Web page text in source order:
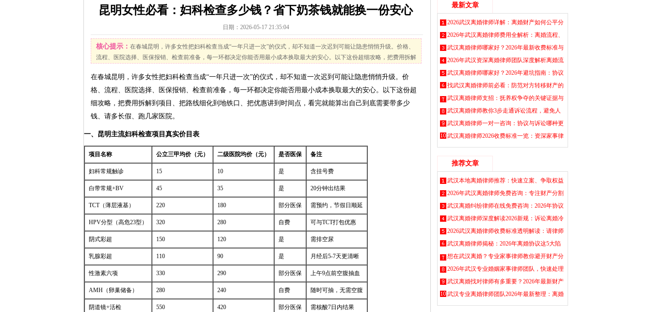
昆明女性必看：妇科检查多少钱？省下奶茶钱就能换一份安心
日期：2026-05-17 21:35:04
核心提示： 在春城昆明，许多女性把妇科检查当成“一年只进一次”的仪式，却不知道一次迟到可能让隐患悄悄升级。价格、
流程、医院选择、医保报销、检查前准备，每一环都决定你能否用最小成本换取最大的安心。以下这份超细攻略，把费用拆解
明主流妇科检查项目真实价目表 项目名称公立三甲均价（元）二级医院均价（元）是否医...
在春城昆明，许多女性把妇科检查当成“一年只进一次”的仪式，却不知道一次迟到可能让隐患悄悄升级。价
格、流程、医院选择、医保报销、检查前准备，每一环都决定你能否用最小成本换取最大的安心。以下这份超
细攻略，把费用拆解到项目、把路线细化到地铁口、把优惠讲到时间点，看完就能算出自己到底需要带多少
钱、请多长假、跑几家医院。
一、昆明主流妇科检查项目真实价目表
项目名称 公立三甲均价（元） 二级医院均价（元） 是否医保 备注
妇科常规触诊 15 10 是 含挂号费
白带常规+BV 45 35 是 20分钟出结果
TCT（薄层液基） 220 180 部分医保 需预约，节假日顺延
HPV分型（高危23型） 320 280 自费 可与TCT打包优惠
阴式彩超 150 120 是 需排空尿
乳腺彩超 110 90 是 月经后5-7天更清晰
性激素六项 330 290 部分医保 上午9点前空腹抽血
AMH（卵巢储备） 280 240 自费 随时可抽，无需空腹
阴道镜+活检 550 420 部分医保 需核酸7日内结果
最新文章
2026武汉离婚律师详解：离婚财产如何公平分
割，子女抚养权归属判定标准，协议离婚与诉
讼离婚全流程指南2026-08-08
2026年武汉离婚律师费用全解析：离婚流程、
财产分割及子女抚养权争夺一站式避坑指南
2026-08-07
武汉离婚律师哪家好？2026年最新收费标准与
协议离婚流程指南，专业处理财产抚养权纠纷
2026-08-06
2026年武汉资深离婚律师团队深度解析离婚流
程、财产分割与子女抚养权归属，免费咨询获
取实用策略2026-08-05
武汉离婚律师哪家好？2026年避坑指南：协议
离婚与诉讼离婚费用标准、找律师的5个关键
点必看2026-08-04
找武汉离婚律师前必看：防范对方转移财产的
紧急措施2026-08-02
武汉离婚律师支招：抚养权争夺的关键证据与
谈判技巧2026-08-01
武汉离婚律师教你3步走通诉讼流程，避免人
财两空2026-07-31
武汉离婚律师一对一咨询：协议与诉讼哪种更
适合你2026-07-30
武汉离婚律师2026收费标准一览：资深家事律
师在线解答2026-07-29
推荐文章
武汉本地离婚律师推荐：快速立案、争取权益
的实战指南2026-07-08
2026年武汉离婚律师免费咨询：专注财产分割
与子女抚养权归属，本地婚姻家事律所推荐
2026-07-09
武汉离婚纠纷律师在线免费咨询：2026年协议
离婚与诉讼离婚全流程详细指南 2026-07-10
武汉离婚律师深度解读2026新规：诉讼离婚冷
静期、房产分割与子女抚养权实战策略全攻略
2026-07-11
2026武汉离婚律师收费标准透明解读：请律师
打离婚官司到底花多少钱2026-07-12
武汉离婚律师揭秘：2026年离婚协议这5大陷
阱，小心签了人财两空2026-07-13
想在武汉离婚？专业家事律师教你避开财产分
割的坑2026-07-14
2026年武汉专业婚姻家事律师团队，快速处理
离婚纠纷，协议离婚、诉讼离婚全流程指导，
子女抚养与财产分割一站式解决，免费咨询评
估2026-07-15
武汉离婚找对律师有多重要？2026年最新财产
分割、子女抚养权争夺指南全解析2026-07-16
武汉专业离婚律师团队2026年最新整理：离婚
协议书怎么写、财产怎么分、孩子抚养权怎么